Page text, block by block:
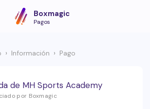
Boxmagic
Pagos
Información Pago
de MH Sports Academy
por Boxmagic